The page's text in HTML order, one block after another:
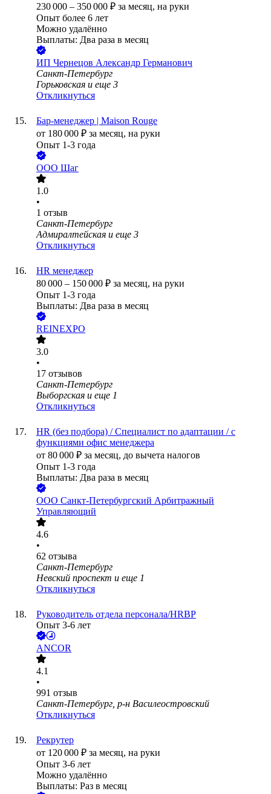
230 000 – 350 000 ₽ за месяц, на руки
Опыт более 6 лет
Можно удалённо
Выплаты: Два раза в месяц
ИП Чернецов Александр Германович
Санкт-Петербург
Горьковская и еще 3
Откликнуться
Бар-менеджер | Maison Rouge
от 180 000 ₽ за месяц, на руки
Опыт 1-3 года
ООО Шаг
1.0
•
1 отзыв
Санкт-Петербург
Адмиралтейская и еще 3
Откликнуться
HR менеджер
80 000 – 150 000 ₽ за месяц, на руки
Опыт 1-3 года
Выплаты: Два раза в месяц
REINEXPO
3.0
•
17 отзывов
Санкт-Петербург
Выборгская и еще 1
Откликнуться
HR (без подбора) / Специалист по адаптации / c
функциями офис менеджера
от 80 000 ₽ за месяц, до вычета налогов
Опыт 1-3 года
Выплаты: Два раза в месяц
ООО Санкт-Петербургский Арбитражный
Управляющий
4.6
•
62 отзыва
Санкт-Петербург
Невский проспект и еще 1
Откликнуться
Руководитель отдела персонала/HRBP
Опыт 3-6 лет
ANCOR
4.1
•
991 отзыв
Санкт-Петербург, р-н Василеостровский
Откликнуться
Рекрутер
от 120 000 ₽ за месяц, на руки
Опыт 3-6 лет
Можно удалённо
Выплаты: Раз в месяц